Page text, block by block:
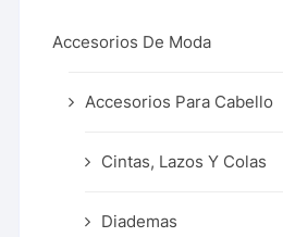
Accesorios De Moda
Accesorios Para Cabello
Cintas, Lazos Y Colas
Diademas